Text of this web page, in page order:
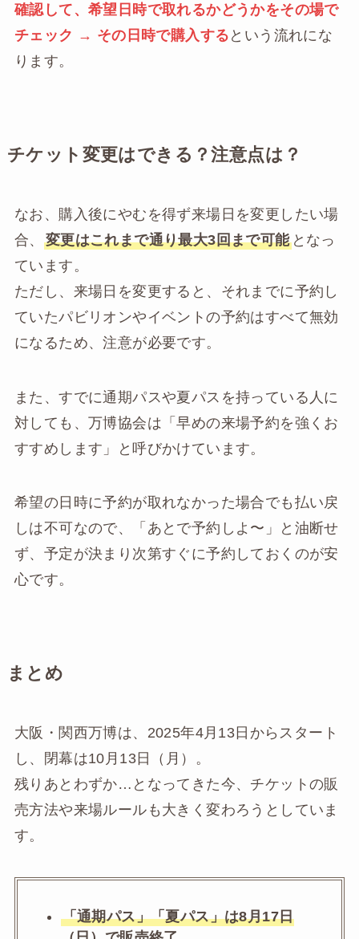
確認して、希望日時で取れるかどうかをその場で
チェック → その日時で購入する という流れにな
ります。
チケット変更はできる？注意点は？
なお、購入後にやむを得ず来場日を変更したい場
合、 変更はこれまで通り最大3回まで可能となっ
ています。
ただし、来場日を変更すると、それまでに予約し
ていたパビリオンやイベントの予約はすべて無効
になるため、注意が必要です。
また、すでに通期パスや夏パスを持っている人に
対しても、万博協会は「早めの来場予約を強くお
すすめします」と呼びかけています。
希望の日時に予約が取れなかった場合でも払い戻
しは不可なので、「あとで予約しよ〜」と油断せ
ず、予定が決まり次第すぐに予約しておくのが安
心です。
まとめ
大阪・関西万博は、2025年4月13日からスタート
し、閉幕は10月13日（月）。
残りあとわずか…となってきた今、チケットの販
売方法や来場ルールも大きく変わろうとしていま
す。
「通期パス」「夏パス」は8月17日